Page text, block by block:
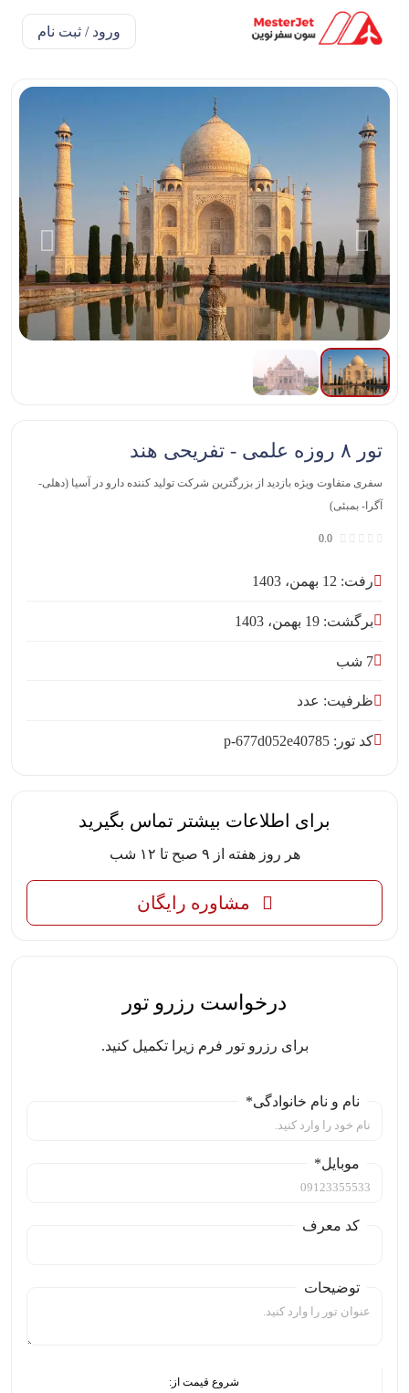
ورود / ثبت نام
تور ۸ روزه علمی - تفریحی هند
سفری متفاوت ویژه بازدید از بزرگترین شرکت تولید کننده دارو در آسیا (دهلی-
آگرا- بمبئی)
0.0
رفت: 12 بهمن، 1403
برگشت: 19 بهمن، 1403
7 شب
ظرفیت: عدد
کد تور: p-677d052e40785
برای اطلاعات بیشتر تماس بگیرید
هر روز هفته از ۹ صبح تا ۱۲ شب
مشاوره رایگان
درخواست رزرو تور
برای رزرو تور فرم زیرا تکمیل کنید.
نام و نام خانوادگی*
موبایل*
کد معرف
توضیحات
شروع قیمت از: